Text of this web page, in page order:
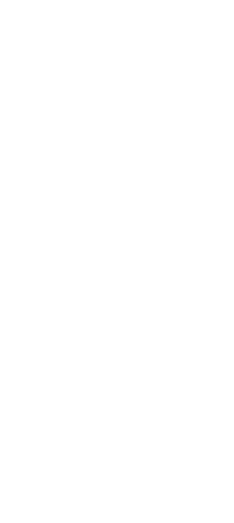
جهت تقویت جایگاه خود به
کرده است. این امارت با
استراتژیک، در حال ایجاد
گردشگران را جذب می‌کند،
در سطح بین‌المللی شناخته
شعبه‌ای از موزه لوور در
گوگنهایم است که بخشی از
تقویت گردشگری و فعالیت‌های
این پروژه نه تنها
است، بلکه بیانگر تلاش‌های
از مهم‌ترین مراکز فرهنگی
معماران برجسته و مجموعه‌های